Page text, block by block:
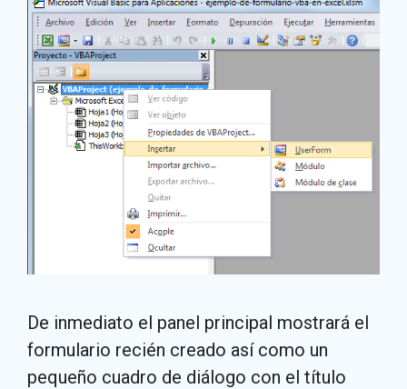
De inmediato el panel principal mostrará el
formulario recién creado así como un
pequeño cuadro de diálogo con el título